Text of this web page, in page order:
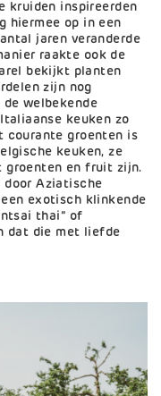
kruiden inspireerden
hiermee op in een
jaren veranderde
raakte ook de
bekijkt planten
zijn nog
welbekende
keuken zo
courante groenten is
keuken, ze
groenten en fruit zijn.
door Aziatische
exotisch klinkende
thai” of
dat die met liefde